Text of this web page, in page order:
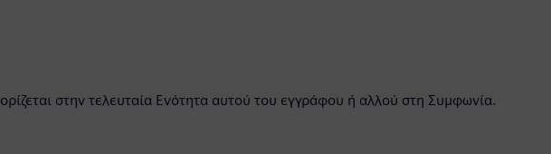
στην τελευταία Ενότητα αυτού του εγγράφου ή αλλού στη Συμφωνία.